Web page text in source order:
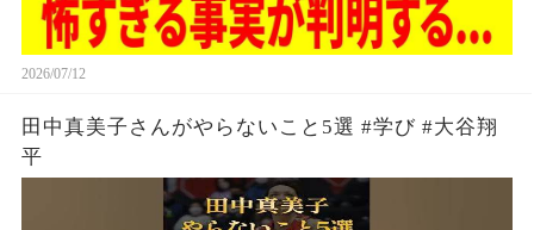
2026/07/12
田中真美子さんがやらないこと5選 #学び #大谷翔
平